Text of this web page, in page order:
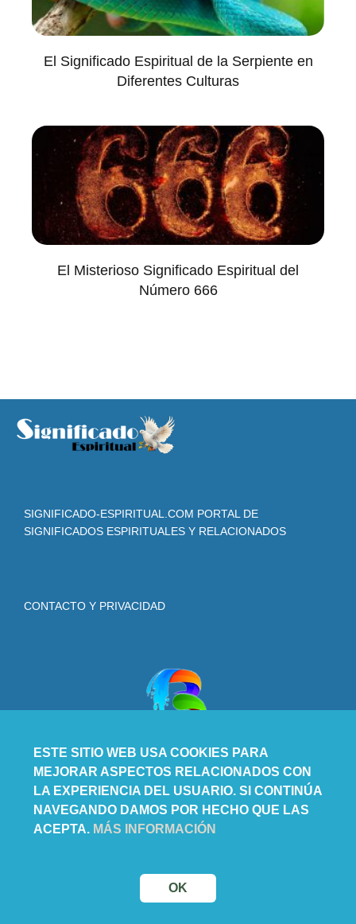
El Significado Espiritual de la Serpiente en
Diferentes Culturas
El Misterioso Significado Espiritual del
Número 666
SIGNIFICADO-ESPIRITUAL.COM PORTAL DE
SIGNIFICADOS ESPIRITUALES Y RELACIONADOS
CONTACTO Y PRIVACIDAD
ESTE SITIO WEB USA COOKIES PARA
MEJORAR ASPECTOS RELACIONADOS CON
LA EXPERIENCIA DEL USUARIO. SI CONTINÚA
NAVEGANDO DAMOS POR HECHO QUE LAS
ACEPTA. MÁS INFORMACIÓN
OK